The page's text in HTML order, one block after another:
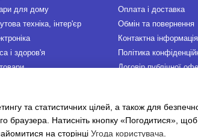
для дому
техніка, інтер'єр
і здоров'я
Оплата і доставка
Обмін та повернення
Контактна інформація
Політика
Договір публічної
та статистичних цілей, а також для
браузера. Натисніть кнопку «Погодитися», щоб
на сторінці Угода користувача